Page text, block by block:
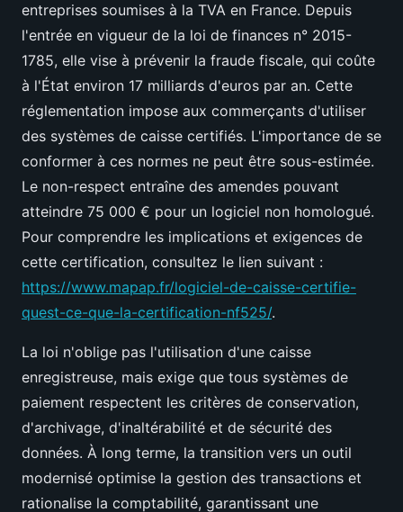
entreprises soumises à la TVA en France. Depuis
l'entrée en vigueur de la loi de finances n° 2015-
1785, elle vise à prévenir la fraude fiscale, qui coûte
à l'État environ 17 milliards d'euros par an. Cette
réglementation impose aux commerçants d'utiliser
des systèmes de caisse certifiés. L'importance de se
conformer à ces normes ne peut être sous-estimée.
Le non-respect entraîne des amendes pouvant
atteindre 75 000 € pour un logiciel non homologué.
Pour comprendre les implications et exigences de
cette certification, consultez le lien suivant :
https://www.mapap.fr/logiciel-de-caisse-certifie-
quest-ce-que-la-certification-nf525/.
La loi n'oblige pas l'utilisation d'une caisse
enregistreuse, mais exige que tous systèmes de
paiement respectent les critères de conservation,
d'archivage, d'inaltérabilité et de sécurité des
données. À long terme, la transition vers un outil
modernisé optimise la gestion des transactions et
rationalise la comptabilité, garantissant une